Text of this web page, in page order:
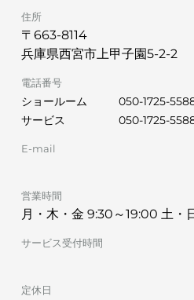
住所
〒663-8114
兵庫県西宮市上甲子園5-2-2
電話番号
ショールーム
050-1725-
サービス
050-1725-
E-mail
営業時間
月・木・金 9:30～19:00 土・
サービス受付時間
定休日